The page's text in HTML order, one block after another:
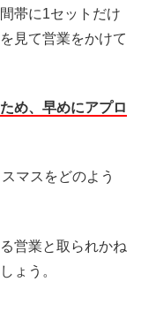
帯に1セットだけ
見て営業をかけて
め、早めにアプロ
マスをどのよう
営業と取られかね
ょう。